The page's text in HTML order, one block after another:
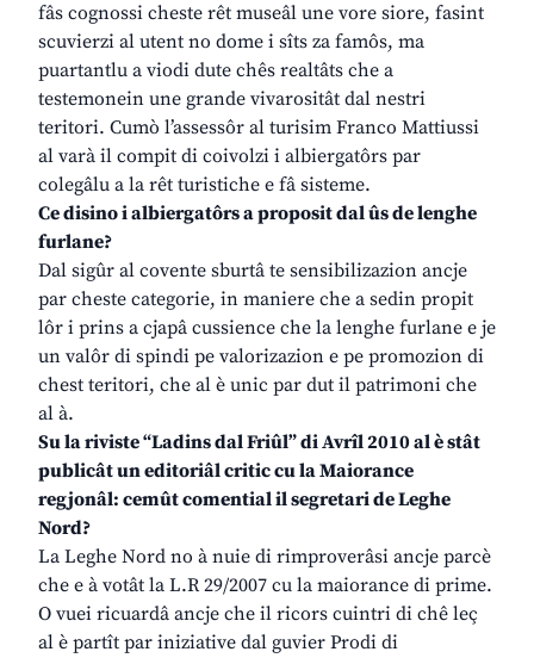
fâs cognossi cheste rêt museâl une vore siore, fasint
scuvierzi al utent no dome i sîts za famôs, ma
puartantlu a viodi dute chês realtâts che a
testemonein une grande vivarositât dal nestri
teritori. Cumò l’assessôr al turisim Franco Mattiussi
al varà il compit di coivolzi i albiergatôrs par
colegâlu a la rêt turistiche e fâ sisteme.
Ce disino i albiergatôrs a proposit dal ûs de lenghe
furlane?
Dal sigûr al covente sburtâ te sensibilizazion ancje
par cheste categorie, in maniere che a sedin propit
lôr i prins a cjapâ cussience che la lenghe furlane e je
un valôr di spindi pe valorizazion e pe promozion di
chest teritori, che al è unic par dut il patrimoni che
al à.
Su la riviste “Ladins dal Friûl” di Avrîl 2010 al è stât
publicât un editoriâl critic cu la Maiorance
regjonâl: cemût comential il segretari de Leghe
Nord?
La Leghe Nord no à nuie di rimproverâsi ancje parcè
che e à votât la L.R 29/2007 cu la maiorance di prime.
O vuei ricuardâ ancje che il ricors cuintri di chê leç
al è partît par iniziative dal guvier Prodi di